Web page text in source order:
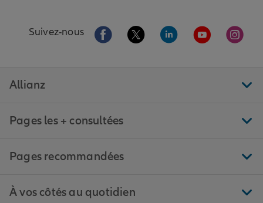
Suivez-nous Aller sur la page Facebook de Allianz
Aller sur la page Twitter de
Aller sur la page
Aller sur la
Aller
Allianz
Pages les + consultées
Pages recommandées
À vos côtés au quotidien